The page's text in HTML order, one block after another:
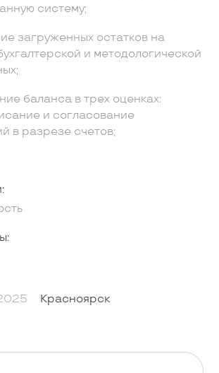
систему;
загруженных остатков на
и методологической
баланса в трех оценках:
и согласование
в разрезе счетов;
Красноярск